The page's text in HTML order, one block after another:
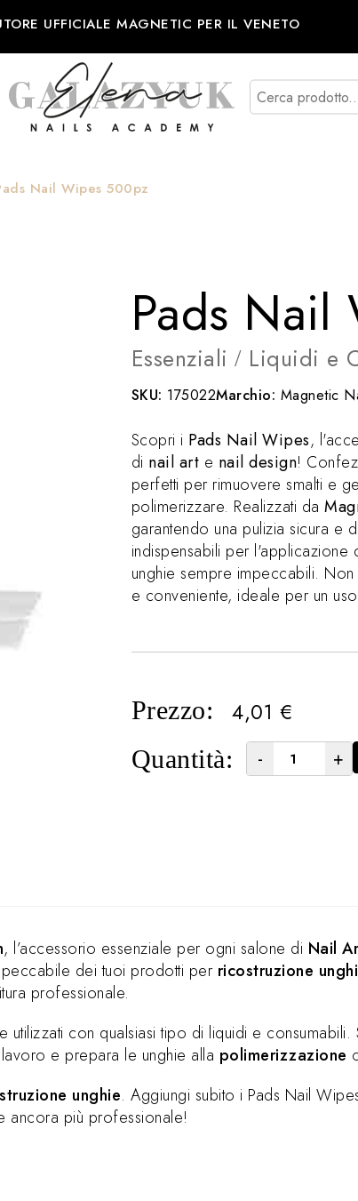
UFFICIALE MAGNETIC PER IL VENETO
Nail Wipes 500pz
Pads
Essenziali / Liquidi e
SKU: 175022Marchio: Magnetic
Scopri i Pads Nail Wipes,
di nail art e nail design!
perfetti per rimuovere smalti e
polimerizzare. Realizzati da
garantendo una pulizia sicura e
indispensabili per l'applicazione
unghie sempre impeccabili.
e conveniente, ideale per un
Prezzo: 4,01 €
Quantità: - +
, l’accessorio essenziale per ogni salone di Nail
dei tuoi prodotti per ricostruzione
professionale.
con qualsiasi tipo di liquidi e
e prepara le unghie alla polimerizzazione
unghie. Aggiungi subito i Pads Nail
ancora più professionale!